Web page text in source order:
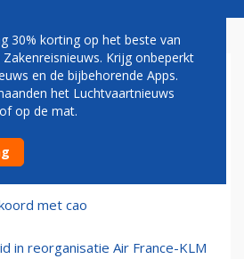
komst tweede A380
met cao
in reorganisatie Air France-KLM
30% korting op het beste van
Krijg onbeperkt
en de bijbehorende Apps.
het Luchtvaartnieuws
op de mat.